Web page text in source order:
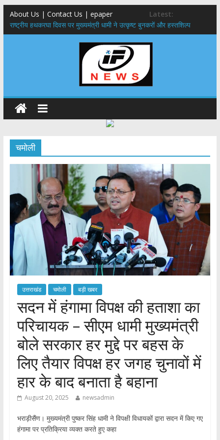
About Us | Contact Us | epaper
Latest:
राष्ट्रीय हथकरघा दिवस पर मुख्यमंत्री धामी ने उत्कृष्ट बुनकरों और हस्तशिल्प
कारीगरों को किया सम्मानित
मुख्यमंत्री ने उत्तराखण्ड क्षत्रिय कल्याण समिति की वेबसाइट एवं क्षत्रिय जागरण
मुख्यमंत्री ने हर घर तिरंगा यात्रा कार्यक्रम में किया प्रतिभाग,मुख्यमंत्री ने
प्रदेशवासियों से स्वतंत्रता दिवस पर अपने घरों में तिरंगा फहराने का किया आवाह्न
नंदा की चौकी पुल हादसा: PWD के EE, AE और JE निलंबित, सीएम धामी के निर्देश
पर सख्त कार्रवाई
मुख्यमंत्री ने 9 लाख 87 हजार17 पेंशन लाभार्थियों को कुल 146 करोड़ 32 लाख
की पेंशन राशि का किया भुगतान
चमोली
उत्तराखंड चमोली बड़ी खबर
सदन में हंगामा विपक्ष की हताशा का
परिचायक – सीएम धामी मुख्यमंत्री
बोले सरकार हर मुद्दे पर बहस के
लिए तैयार विपक्ष हर जगह चुनावों में
हार के बाद बनाता है बहाना
August 20, 2025 newsadmin
भराड़ीसैंण। मुख्यमंत्री पुष्कर सिंह धामी ने विपक्षी विधायकों द्वारा सदन में किए गए
हंगामा पर प्रतिक्रिया व्यक्त करते हुए कहा